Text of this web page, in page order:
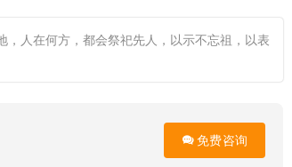
，人在何方，都会祭祀先人，以示不忘祖，以表
免费咨询